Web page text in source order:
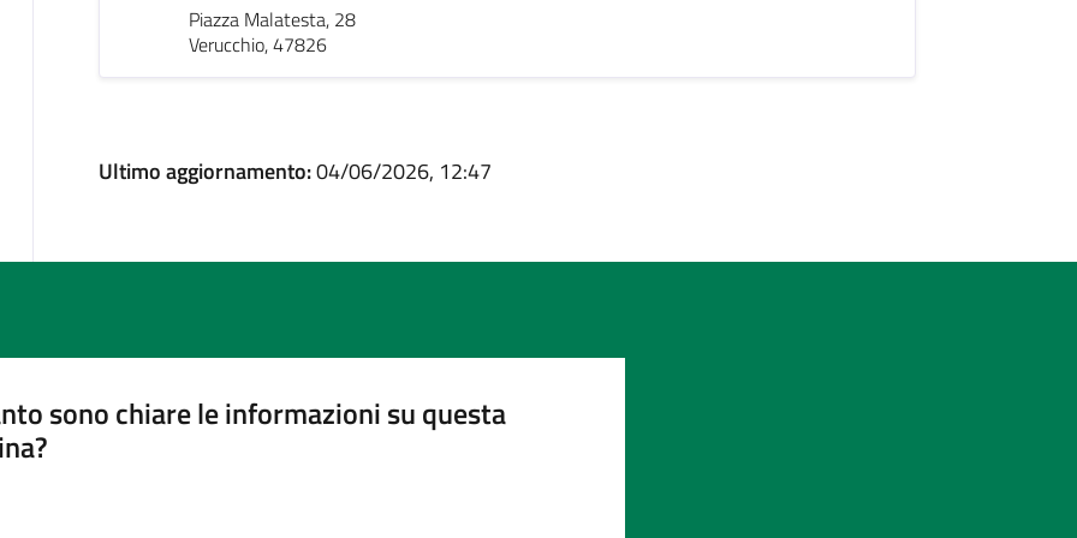
Piazza Malatesta, 28
Verucchio, 47826
Ultimo aggiornamento:04/06/2026, 12:47
sono chiare le informazioni su questa